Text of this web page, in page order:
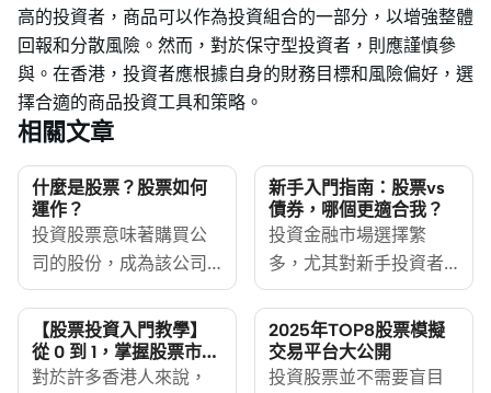
高的投資者，商品可以作為投資組合的一部分，以增強整體
回報和分散風險。然而，對於保守型投資者，則應謹慎參
與。在香港，投資者應根據自身的財務目標和風險偏好，選
擇合適的商品投資工具和策略。
相關文章
什麼是股票？股票如何
運作？
投資股票意味著購買公
司的股份，成為該公司
的股東，並期望該公司
的業務增長帶動股價上
漲或收取股息來獲取收
益。股票是一種對公司
新手入門指南：股票vs
債券，哪個更適合我？
投資金融市場選擇繁
多，尤其對新手投資者
來說，容易令人無所適
從。想要作出明智的投
資決定，了解股票同債
券的分別非常重要。兩
【股票投資入門教學】
從 0 到 1，掌握股票市場
賺錢秘訣
對於許多香港人來說，
2025年TOP8股票模擬
交易平台大公開
投資股票並不需要盲目